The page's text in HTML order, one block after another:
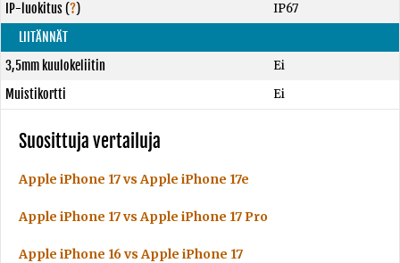
IP-luokitus(?)
IP67
LIITÄNNÄT
3,5mm kuulokeliitin
Ei
Muistikortti
Ei
Suosittuja vertailuja
Apple iPhone 17 vs Apple iPhone 17e
Apple iPhone 17 vs Apple iPhone 17 Pro
Apple iPhone 16 vs Apple iPhone 17